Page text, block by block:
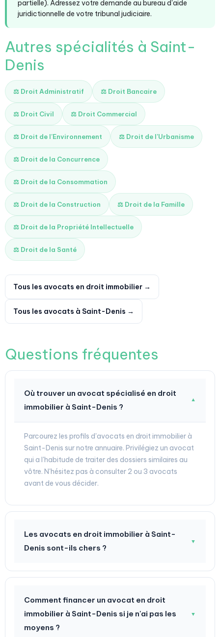
partielle). Adressez votre demande au bureau d'aide
juridictionnelle de votre tribunal judiciaire.
Autres spécialités à Saint-
Denis
⚖️ Droit Administratif ⚖️ Droit Bancaire
⚖️ Droit Civil ⚖️ Droit Commercial
⚖️ Droit de l'Environnement ⚖️ Droit de l'Urbanisme
⚖️ Droit de la Concurrence
⚖️ Droit de la Consommation
⚖️ Droit de la Construction ⚖️ Droit de la Famille
⚖️ Droit de la Propriété Intellectuelle
⚖️ Droit de la Santé
Tous les avocats en droit immobilier →
Tous les avocats à Saint-Denis →
Questions fréquentes
Où trouver un avocat spécialisé en droit
immobilier à Saint-Denis ?
▼
Parcourez les profils d'avocats en droit immobilier à
Saint-Denis sur notre annuaire. Privilégiez un avocat
qui a l'habitude de traiter des dossiers similaires au
vôtre. N'hésitez pas à consulter 2 ou 3 avocats
avant de vous décider.
Les avocats en droit immobilier à Saint-
Denis sont-ils chers ?
▼
Comment financer un avocat en droit
immobilier à Saint-Denis si je n'ai pas les
moyens ?
▼